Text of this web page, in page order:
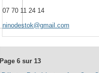
07 70 11 24 14
ninodestok@gmail.com
Page 6 sur 13